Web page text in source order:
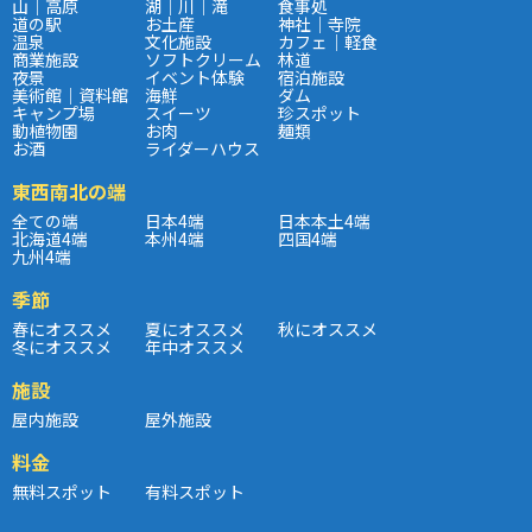
山｜高原 湖｜川｜滝 食事処
道の駅 お土産 神社｜寺院
温泉 文化施設 カフェ｜軽食
商業施設 ソフトクリーム 林道
夜景 イベント体験 宿泊施設
美術館｜資料館 海鮮 ダム
キャンプ場 スイーツ 珍スポット
動植物園 お肉 麺類
お酒 ライダーハウス
東西南北の端
全ての端 日本4端 日本本土4端
北海道4端 本州4端 四国4端
九州4端
季節
春にオススメ 夏にオススメ 秋にオススメ
冬にオススメ 年中オススメ
施設
屋内施設 屋外施設
料金
無料スポット 有料スポット